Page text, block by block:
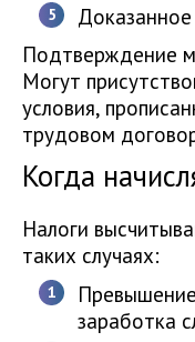
Подтверждение
Могут
условия,
трудовом
Когда
Налоги
таких случаях:
заработка